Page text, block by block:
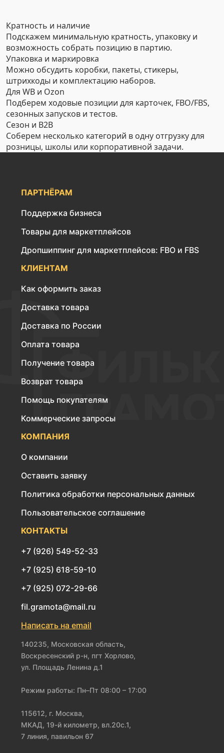
Кратность и наличие
Подскажем минимальную кратность, упаковку и
возможность собрать позицию в партию.
Упаковка и маркировка
Можно обсудить коробки, пакеты, стикеры,
штрихкоды и комплектацию наборов.
Для WB и Ozon
Подберем ходовые позиции для карточек, FBO/FBS,
сезонных запусков и тестов.
Сезон и B2B
Соберем несколько категорий в одну отгрузку для
розницы, школы или корпоративной задачи.
ПАРТНЁРАМ
Поддержка бизнеса
Товары для маркетплейсов
Дропшиппинг для маркетплейсов: FBO и FBS
КЛИЕНТАМ
Как оформить заказ
Доставка товара
Доставка по России
Оплата товара
Получение товара
Возврат товара
Помощь покупателям
Коммерческие запросы
КОМПАНИЯ
О компании
Оставить заявку
Политика обработки персональных данных
Пользовательское соглашение
КОНТАКТЫ
+7 (926) 549-52-33
+7 (925) 618-59-10
+7 (925) 072-29-66
fil.gramota@mail.ru
Написать на email
140235, Московская область,
Воскресенский р-н, пгт Хорлово,
ул. Площадь Ленина д.1
Режим работы: Пн–Пт 08:00 – 17:00
115612, г. Москва,
МКАД, 19-й километр, вл.20с.1,
7 линия, павильон 67